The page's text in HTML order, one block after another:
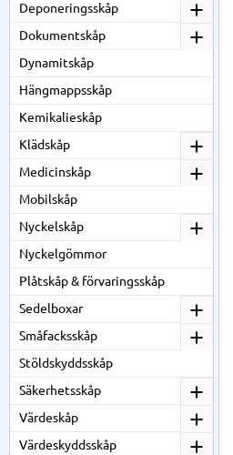
Deponeringsskåp
Dokumentskåp
Dynamitskåp
Hängmappsskåp
Kemikalieskåp
Klädskåp
Medicinskåp
Mobilskåp
Nyckelskåp
Nyckelgömmor
Plåtskåp & förvaringsskåp
Sedelboxar
Småfacksskåp
Stöldskyddsskåp
Säkerhetsskåp
Värdeskåp
Värdeskyddsskåp